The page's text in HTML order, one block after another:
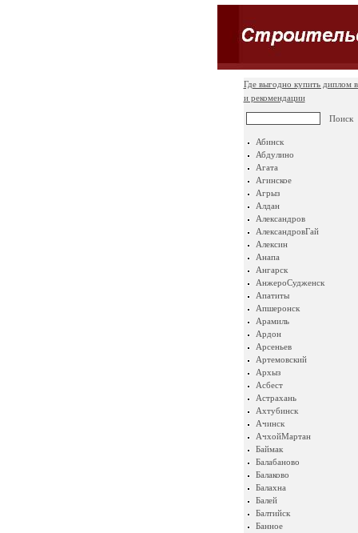
Где выгодно купить диплом
и рекомендации
Абинск
Абдулино
Агата
Агинское
Агрыз
Алдан
Александров
АлександровГай
Алексин
Анапа
Ангарск
АнжероСудженск
Апатиты
Апшеронск
Арамиль
Ардон
Арсеньев
Артемовский
Архыз
Асбест
Астрахань
Ахтубинск
Ачинск
АчхойМартан
Баймак
Балабаново
Балаково
Балахна
Балей
Балтийск
Банное